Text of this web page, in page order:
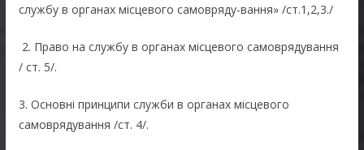
службу в органах місцевого самовряду-вання» /ст.1,2,3./
2. Право на службу в органах місцевого самоврядування
/ ст. 5/.
3. Основні принципи служби в органах місцевого
самоврядування /ст. 4/.